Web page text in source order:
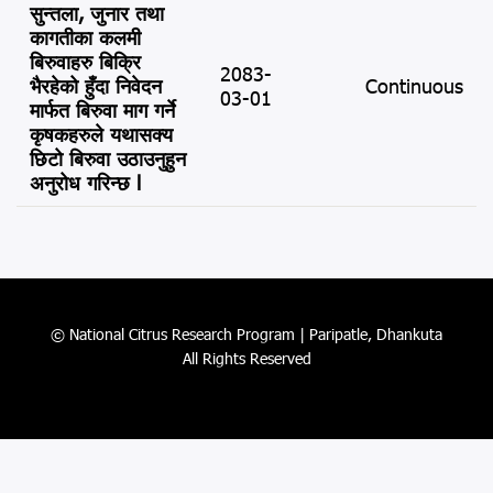
सुन्तला, जुनार तथा
कागतीका कलमी
बिरुवाहरु बिक्रि
भैरहेको हुँदा निवेदन
मार्फत बिरुवा माग गर्ने
कृषकहरुले यथासक्य
छिटो बिरुवा उठाउनुहुन
अनुरोध गरिन्छ l
2083-
03-01
Continuous
© National Citrus Research Program | Paripatle, Dhankuta
All Rights Reserved